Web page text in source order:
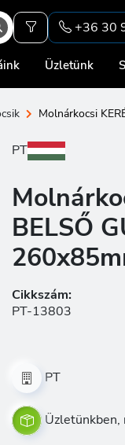
+36 30
Üzletünk
Molnárkocsi
PT
BELSŐ
Cikkszám:
PT-13803
PT
Üzletünkben,